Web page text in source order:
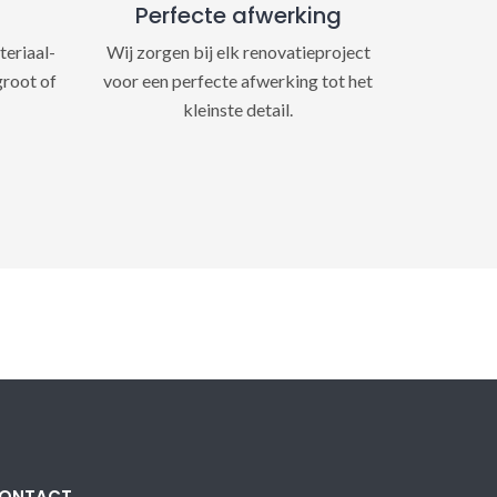
of
Perfecte afwerking
Wij zorgen bij elk renovatieproject
voor een perfecte afwerking tot het
kleinste detail.